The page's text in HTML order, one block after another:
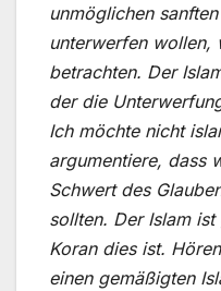
unmöglichen
unterwerfen wollen,
betrachten. Der
der die
Ich möchte nicht
argumentiere, dass
Schwert des
sollten. Der Islam
Koran dies ist.
einen gemäßigten